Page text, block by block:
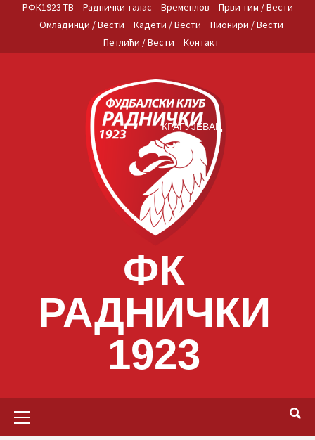
РФК1923 ТВ Раднички талас Времеплов
Први тим / Вести
Омладинци / Вести
Кадети / Вести
Пионири / Вести
Петлићи / Вести
Контакт
ФК
РАДНИЧКИ
1923
КРАГУЈЕВАЦ